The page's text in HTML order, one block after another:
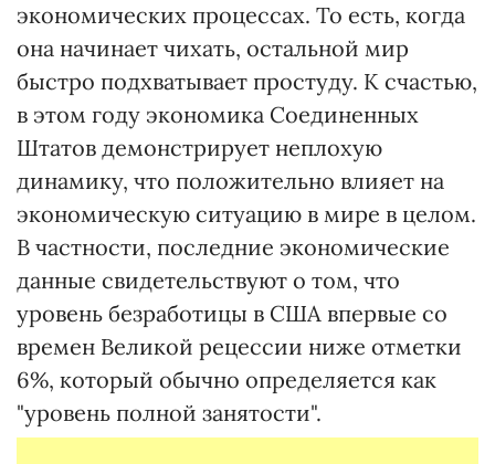
экономических процессах. То есть, когда
она начинает чихать, остальной мир
быстро подхватывает простуду. К счастью,
в этом году экономика Соединенных
Штатов демонстрирует неплохую
динамику, что положительно влияет на
экономическую ситуацию в мире в целом.
В частности, последние экономические
данные свидетельствуют о том, что
уровень безработицы в США впервые со
времен Великой рецессии ниже отметки
6%, который обычно определяется как
"уровень полной занятости".